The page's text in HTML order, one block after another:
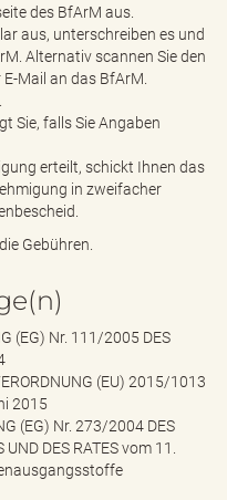
des BfArM aus.
aus, unterschreiben es und
Alternativ scannen Sie den
Mail an das BfArM.
Sie, falls Sie Angaben
erteilt, schickt Ihnen das
in zweifacher
Gebühren.
(EG) Nr. 111/2005 DES
(EU) 2015/1013
2015
(EG) Nr. 273/2004 DES
DES RATES vom 11.